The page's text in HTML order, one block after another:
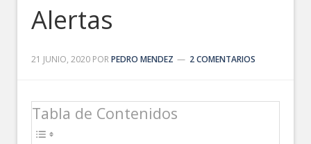
Alertas
21 JUNIO, 2020 PORPEDRO MENDEZ 2 COMENTARIOS
Tabla de Contenidos